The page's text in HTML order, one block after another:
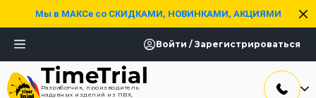
Мы в МАКСе со СКИДКАМИ, НОВИНКАМИ, АКЦИЯМИ
Войти / Зарегистрироваться
Разработчик, производитель
надувных изделий из ПВХ,